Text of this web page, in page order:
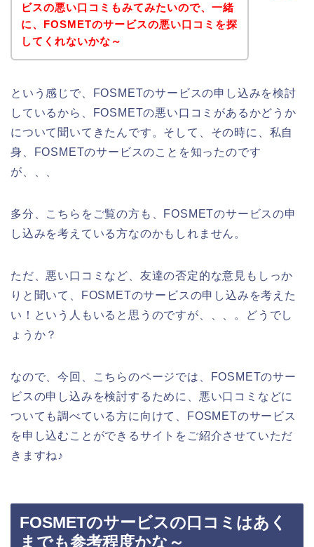
ビスの悪い口コミもみてみたいので、一緒
に、FOSMETのサービスの悪い口コミを探
してくれないかな～
という感じで、FOSMETのサービスの申し込みを検討
しているから、FOSMETの悪い口コミがあるかどうか
について聞いてきたんです。そして、その時に、私自
身、FOSMETのサービスのことを知ったのです
が、、、
多分、こちらをご覧の方も、FOSMETのサービスの申
し込みを考えている方なのかもしれません。
ただ、悪い口コミなど、友達の否定的な意見もしっか
りと聞いて、FOSMETのサービスの申し込みを考えた
い！という人もいると思うのですが、、、。どうでし
ょうか？
なので、今回、こちらのページでは、FOSMETのサー
ビスの申し込みを検討するために、悪い口コミなどに
ついても調べている方に向けて、FOSMETのサービス
を申し込むことができるサイトをご紹介させていただ
きますね♪
FOSMETのサービスの口コミはあく
までも参考程度かな～